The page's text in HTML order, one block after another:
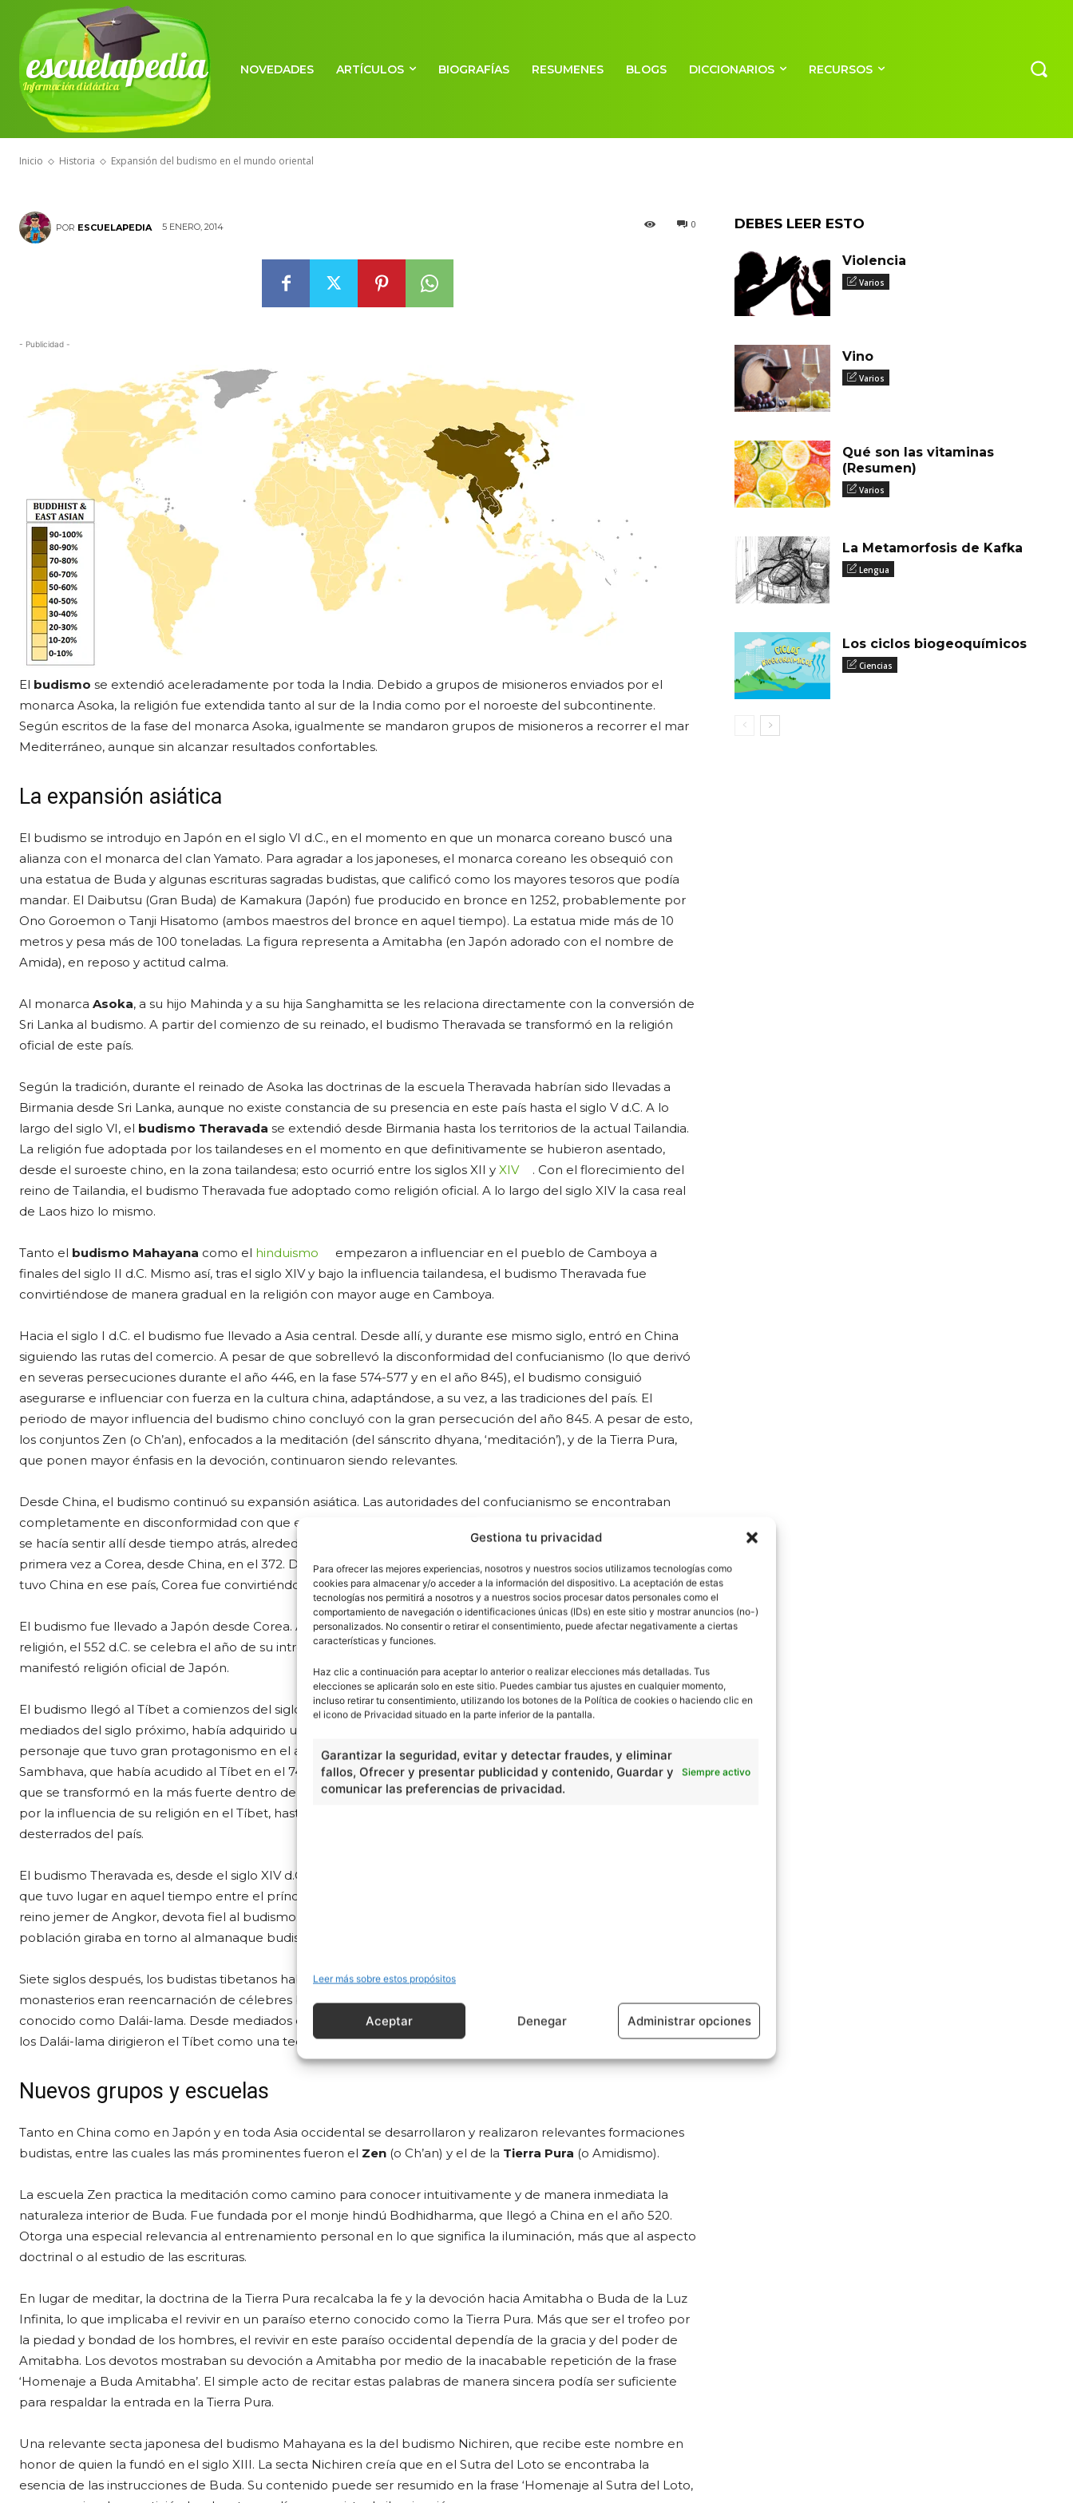
Gestiona tu privacidad
Para ofrecer las mejores experiencias, nosotros y nuestros socios utilizamos tecnologías como
cookies para almacenar y/o acceder a la información del dispositivo. La aceptación de estas
tecnologías nos permitirá a nosotros y a nuestros socios procesar datos personales como el
comportamiento de navegación o identificaciones únicas (IDs) en este sitio y mostrar anuncios (no-)
personalizados. No consentir o retirar el consentimiento, puede afectar negativamente a ciertas
características y funciones.
Haz clic a continuación para aceptar lo anterior o realizar elecciones más detalladas. Tus
elecciones se aplicarán solo en este sitio. Puedes cambiar tus ajustes en cualquier momento,
incluso retirar tu consentimiento, utilizando los botones de la Política de cookies o haciendo clic en
el icono de Privacidad situado en la parte inferior de la pantalla.
Garantizar la seguridad, evitar y detectar fraudes, y eliminar
fallos, Ofrecer y presentar publicidad y contenido, Guardar y
comunicar las preferencias de privacidad.
Siempre activo
Leer más sobre estos propósitos
Aceptar Denegar Administrar opciones
escuelapedia
Información didáctica
NOVEDADES ARTÍCULOS BIOGRAFÍAS RESUMENES BLOGS DICCIONARIOS RECURSOS
Inicio Historia Expansión del budismo en el mundo oriental
HISTORIA
Expansión del budismo en el
mundo oriental
POR ESCUELAPEDIA 5 ENERO, 2014 0
- Publicidad -
El budismo se extendió aceleradamente por toda la India. Debido a grupos de misioneros enviados por el
monarca Asoka, la religión fue extendida tanto al sur de la India como por el noroeste del subcontinente.
Según escritos de la fase del monarca Asoka, igualmente se mandaron grupos de misioneros a recorrer el mar
Mediterráneo, aunque sin alcanzar resultados confortables.
La expansión asiática
El budismo se introdujo en Japón en el siglo VI d.C., en el momento en que un monarca coreano buscó una
alianza con el monarca del clan Yamato. Para agradar a los japoneses, el monarca coreano les obsequió con
una estatua de Buda y algunas escrituras sagradas budistas, que calificó como los mayores tesoros que podía
mandar. El Daibutsu (Gran Buda) de Kamakura (Japón) fue producido en bronce en 1252, probablemente por
Ono Goroemon o Tanji Hisatomo (ambos maestros del bronce en aquel tiempo). La estatua mide más de 10
metros y pesa más de 100 toneladas. La figura representa a Amitabha (en Japón adorado con el nombre de
Amida), en reposo y actitud calma.
Al monarca Asoka, a su hijo Mahinda y a su hija Sanghamitta se les relaciona directamente con la conversión de
Sri Lanka al budismo. A partir del comienzo de su reinado, el budismo Theravada se transformó en la religión
oficial de este país.
Según la tradición, durante el reinado de Asoka las doctrinas de la escuela Theravada habrían sido llevadas a
Birmania desde Sri Lanka, aunque no existe constancia de su presencia en este país hasta el siglo V d.C. A lo
largo del siglo VI, el budismo Theravada se extendió desde Birmania hasta los territorios de la actual Tailandia.
La religión fue adoptada por los tailandeses en el momento en que definitivamente se hubieron asentado,
desde el suroeste chino, en la zona tailandesa; esto ocurrió entre los siglos XII y XIV
. Con el florecimiento del
reino de Tailandia, el budismo Theravada fue adoptado como religión oficial. A lo largo del siglo XIV la casa real
de Laos hizo lo mismo.
Tanto el budismo Mahayana como el hinduismo
empezaron a influenciar en el pueblo de Camboya a
finales del siglo II d.C. Mismo así, tras el siglo XIV y bajo la influencia tailandesa, el budismo Theravada fue
convirtiéndose de manera gradual en la religión con mayor auge en Camboya.
Hacia el siglo I d.C. el budismo fue llevado a Asia central. Desde allí, y durante ese mismo siglo, entró en China
siguiendo las rutas del comercio. A pesar de que sobrellevó la disconformidad del confucianismo (lo que derivó
en severas persecuciones durante el año 446, en la fase 574-577 y en el año 845), el budismo consiguió
asegurarse e influenciar con fuerza en la cultura china, adaptándose, a su vez, a las tradiciones del país. El
periodo de mayor influencia del budismo chino concluyó con la gran persecución del año 845. A pesar de esto,
los conjuntos Zen (o Ch’an), enfocados a la meditación (del sánscrito dhyana, ‘meditación’), y de la Tierra Pura,
que ponen mayor énfasis en la devoción, continuaron siendo relevantes.
Desde China, el budismo continuó su expansión asiática. Las autoridades del confucianismo se encontraban
completamente en disconformidad con que el budismo llegara a Vietnam, sin embargo la influencia Mahayana
se hacía sentir allí desde tiempo atrás, alrededor del año 189. Según algunas revelaciones, el budismo llegó por
primera vez a Corea, desde China, en el 372. Desde ese momento, y dada la fuerte influencia que durante siglos
tuvo China en ese país, Corea fue convirtiéndose gradualmente.
El budismo fue llevado a Japón desde Corea. A pesar de que los japoneses ya tenían conocimiento de esta
religión, el 552 d.C. se celebra el año de su introducción oficial en el país. En el 594, el regente Shotoku Taishi la
manifestó religión oficial de Japón.
El budismo llegó al Tíbet a comienzos del siglo VII d.C. por influencia de las esposas extranjeras del monarca. A
mediados del siglo próximo, había adquirido una fuerza bastante significativa dentro de la cultura tibetana. Un
personaje que tuvo gran protagonismo en el avance del budismo tibetano fue el monje hindú Padma
Sambhava, que había acudido al Tíbet en el 747. Su destacado interés era expandir el budismo tántrico, rama
que se transformó en la más fuerte dentro del Tíbet. Tanto los budistas chinos como los hindúes competían
por la influencia de su religión en el Tíbet, hasta que a fines del siglo VIII los chinos fueron derrotados y
desterrados del país.
El budismo Theravada es, desde el siglo XIV d.C., la religión mayoritaria en Laos. Tal suceso deriva del casamiento
que tuvo lugar en aquel tiempo entre el príncipe Fa Ngum, autor del Estado laosiano, con una princesa del
reino jemer de Angkor, devota fiel al budismo. Cada poblado tuvo en la antigüedad su templo y la vida de la
población giraba en torno al almanaque budista.
Siete siglos después, los budistas tibetanos habían adoptado la idea de que los abades de los grandes
monasterios eran reencarnación de célebres bodhisattvas. A raíz de esto, el destacado de los abades se hizo
conocido como Dalái-lama. Desde mediados del siglo
XVII
hasta 1950, año en que China conquistó el Tíbet,
los Dalái-lama dirigieron el Tíbet como una teocracia.
Nuevos grupos y escuelas
Tanto en China como en Japón y en toda Asia occidental se desarrollaron y realizaron relevantes formaciones
budistas, entre las cuales las más prominentes fueron el Zen (o Ch’an) y el de la Tierra Pura (o Amidismo).
La escuela Zen practica la meditación como camino para conocer intuitivamente y de manera inmediata la
naturaleza interior de Buda. Fue fundada por el monje hindú Bodhidharma, que llegó a China en el año 520.
Otorga una especial relevancia al entrenamiento personal en lo que significa la iluminación, más que al aspecto
doctrinal o al estudio de las escrituras.
En lugar de meditar, la doctrina de la Tierra Pura recalcaba la fe y la devoción hacia Amitabha o Buda de la Luz
Infinita, lo que implicaba el revivir en un paraíso eterno conocido como la Tierra Pura. Más que ser el trofeo por
la piedad y bondad de los hombres, el revivir en este paraíso occidental dependía de la gracia y del poder de
Amitabha. Los devotos mostraban su devoción a Amitabha por medio de la inacabable repetición de la frase
‘Homenaje a Buda Amitabha’. El simple acto de recitar estas palabras de manera sincera podía ser suficiente
para respaldar la entrada en la Tierra Pura.
Una relevante secta japonesa del budismo Mahayana es la del budismo Nichiren, que recibe este nombre en
honor de quien la fundó en el siglo XIII. La secta Nichiren creía que en el Sutra del Loto se encontraba la
esencia de las instrucciones de Buda. Su contenido puede ser resumido en la frase ‘Homenaje al Sutra del Loto,
DEBES LEER ESTO
Violencia
Varios
Vino
Varios
Qué son las vitaminas
(Resumen)
Varios
La Metamorfosis de Kafka
Lengua
Los ciclos biogeoquímicos
Ciencias